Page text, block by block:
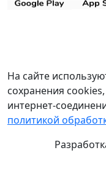
На сайте
сохранения
интернет-
политикой